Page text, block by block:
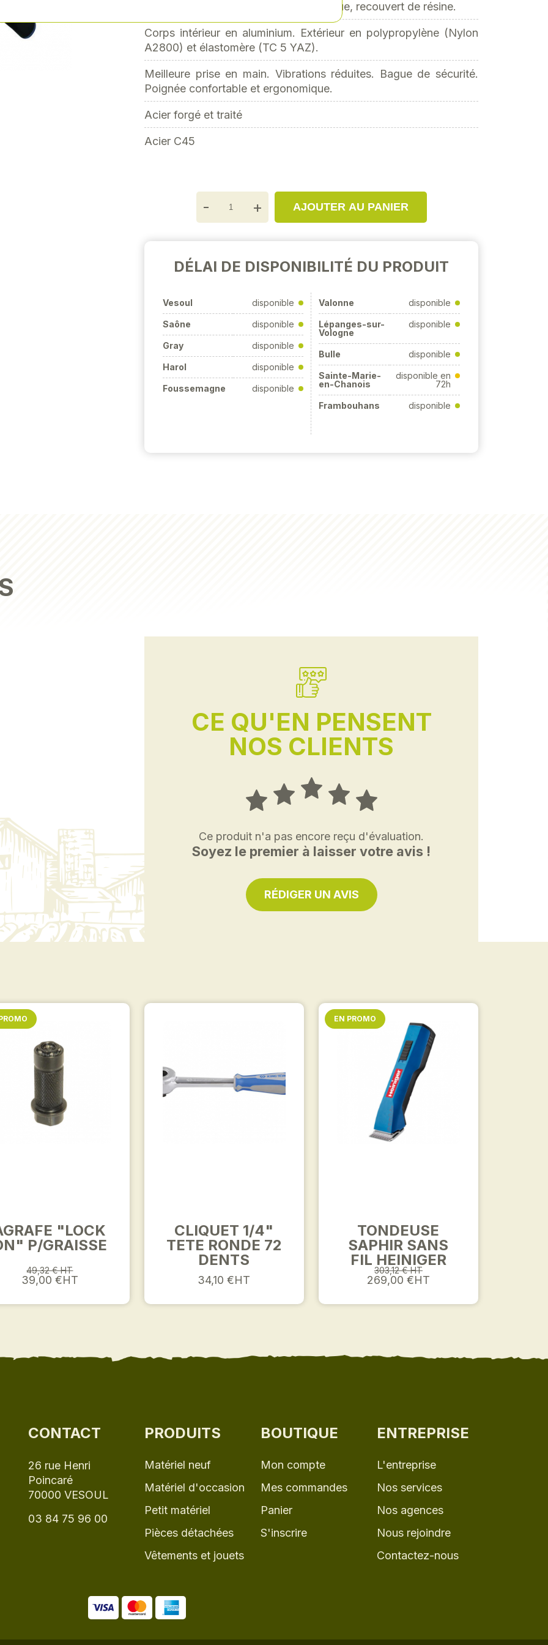
Emmanchement par coin rond métallique, recouvert de résine.
Corps intérieur en aluminium. Extérieur en polypropylène (Nylon
A2800) et élastomère (TC 5 YAZ).
Meilleure prise en main. Vibrations réduites. Bague de sécurité.
Poignée confortable et ergonomique.
Acier forgé et traité
Acier C45
- + AJOUTER AU PANIER
DÉLAI DE DISPONIBILITÉ DU PRODUIT
Vesoul disponible
Saône disponible
Gray disponible
Harol disponible
Foussemagne disponible
Valonne disponible
Lépanges-sur-
Vologne
disponible
Bulle disponible
Sainte-Marie-
en-Chanois
disponible en
72h
Frambouhans disponible
CE QU'EN PENSENT
NOS CLIENTS
Ce produit n'a pas encore reçu d'évaluation.
Soyez le premier à laisser votre avis !
RÉDIGER UN AVIS
"LOCK
P/GRAISSE
49,32 € HT
39,00 €HT
CLIQUET 1/4"
TETE RONDE 72
DENTS
34,10 €HT
TONDEUSE
SAPHIR SANS
FIL HEINIGER
303,12 € HT
269,00 €HT
EN PROMO
CONTACT
26 rue Henri
Poincaré
70000 VESOUL
03 84 75 96 00
PRODUITS
Matériel neuf
Matériel d'occasion
Petit matériel
Pièces détachées
Vêtements et jouets
BOUTIQUE
Mon compte
Mes commandes
Panier
S'inscrire
ENTREPRISE
L'entreprise
Nos services
Nos agences
Nous rejoindre
Contactez-nous